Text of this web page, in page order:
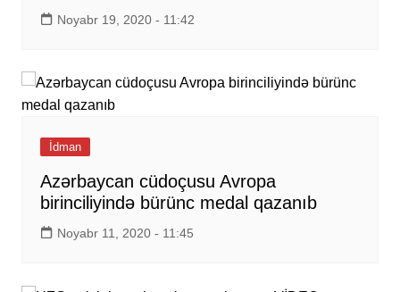
Noyabr 19, 2020 - 11:42
İdman
Azərbaycan cüdoçusu Avropa
birinciliyində bürünc medal qazanıb
Noyabr 11, 2020 - 11:45